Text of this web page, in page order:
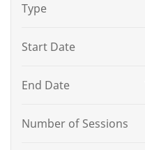
Type
Start Date
End Date
Number of Sessions